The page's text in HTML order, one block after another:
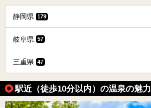
静岡県 179
岐阜県 57
三重県 47
駅近（徒歩10分以内）の温泉の魅力